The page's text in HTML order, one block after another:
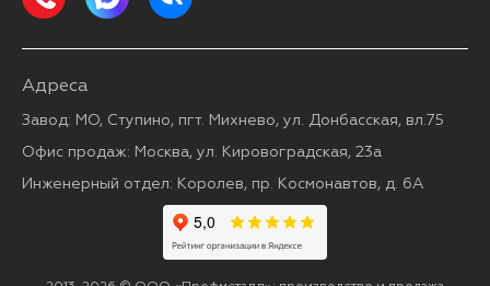
Адреса
Завод: МО, Ступино, пгт. Михнево, ул. Донбасская, вл.75
Офис продаж: Москва, ул. Кировоградская, 23а
Инженерный отдел: Королев, пр. Космонавтов, д. 6А